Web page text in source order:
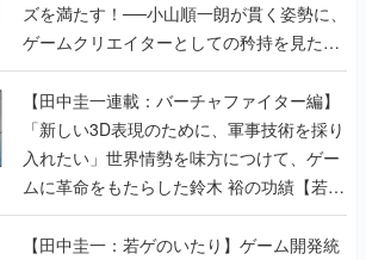
ズを満たす！──小山順一朗が貫く姿勢に、
ゲームクリエイターとしての矜持を見た
【若ゲのいたり最終回】
【田中圭一連載：バーチャファイター編】
「新しい3D表現のために、軍事技術を採り
入れたい」世界情勢を味方につけて、ゲー
ムに革命をもたらした鈴木 裕の功績【若ゲ
のいたり】
【田中圭一：若ゲのいたり】ゲーム開発統